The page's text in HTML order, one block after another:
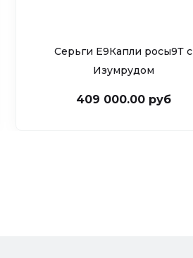
Серьги Е9Капли росы9Т c
Изумрудом
409 000.00 руб